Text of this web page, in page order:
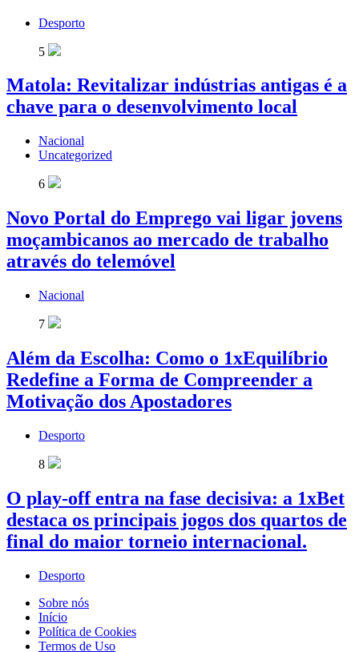
Desporto
5
Matola: Revitalizar indústrias antigas é a
chave para o desenvolvimento local
Nacional
Uncategorized
6
Novo Portal do Emprego vai ligar jovens
moçambicanos ao mercado de trabalho
através do telemóvel
Nacional
7
Além da Escolha: Como o 1xEquilíbrio
Redefine a Forma de Compreender a
Motivação dos Apostadores
Desporto
8
O play-off entra na fase decisiva: a 1xBet
destaca os principais jogos dos quartos de
final do maior torneio internacional.
Desporto
Sobre nós
Início
Política de Cookies
Termos de Uso